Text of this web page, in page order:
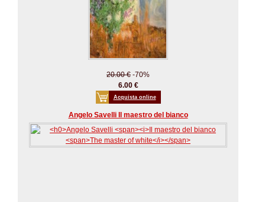
20.00 € -70%
6.00 €
Acquista online
Angelo Savelli Il maestro del bianco